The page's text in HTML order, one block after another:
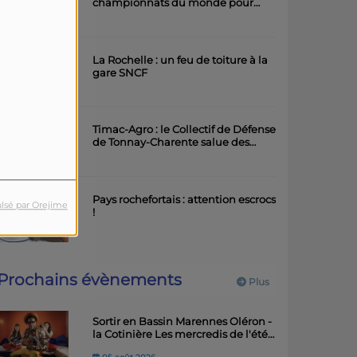
par Orejime
La Rochelle : un feu de toiture à la
gare SNCF
Timac-Agro : le Collectif de Défense
de Tonnay-Charente salue des
Pays rochefortais : attention escrocs
!
Plus
évènements
Sortir en Bassin Marennes Oléron -
la Cotinière Les mercredis de l'été -